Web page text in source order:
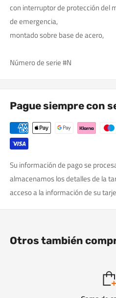
con interruptor de protección del
de emergencia,
montado sobre base de acero,
Número de serie #N
Pague siempre con
Su información de pago se
almacenamos los detalles de la
acceso a la información de su
Otros también